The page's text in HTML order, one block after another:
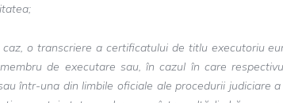
caz, o transcriere a certificatului de titlu executoriu
de executare sau, în cazul în care
într-una din limbile oficiale ale procedurii judiciare